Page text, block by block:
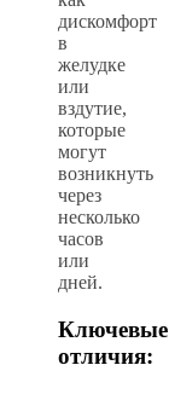
дискомфорт
в
желудке
или
вздутие,
которые
могут
возникнуть
через
несколько
часов
или
дней.
Ключевые
отличия: